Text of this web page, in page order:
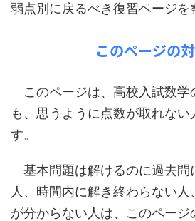
弱点別に戻るべき復習ページを
このページの
このページは、高校入試数学
も、思うように点数が取れな
す。
基本問題は解けるのに過去問
人、時間内に解き終わらない
が分からない人は、このページ